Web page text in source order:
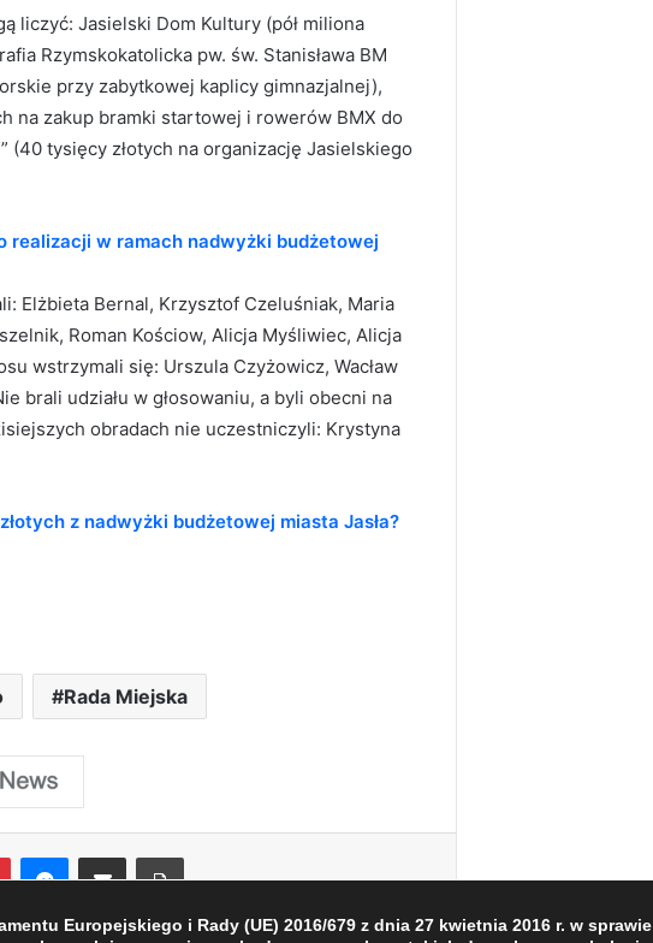
liczyć: Jasielski Dom Kultury (pół miliona
Rzymskokatolicka pw. św. Stanisława BM
przy zabytkowej kaplicy gimnazjalnej),
na zakup bramki startowej i rowerów BMX do
(40 tysięcy złotych na organizację Jasielskiego
realizacji w ramach nadwyżki budżetowej
Elżbieta Bernal, Krzysztof Czeluśniak, Maria
Roman Kościow, Alicja Myśliwiec, Alicja
wstrzymali się: Urszula Czyżowicz, Wacław
brali udziału w głosowaniu, a byli obecni na
obradach nie uczestniczyli: Krystyna
z nadwyżki budżetowej miasta Jasła?
Rada Miejska
PinterestMessenger
Share via Email Print
Europejskiego i Rady (UE) 2016/679 z dnia 27 kwietnia 2016 r. w sprawie